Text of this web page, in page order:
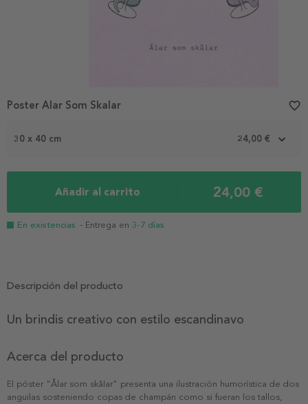
30 x 40 cm 24,00 €
Añadir al carrito 24,00 €
En existencias - Entrega en 3-7 días
Poster Alar Som Skalar favorite_border
Descripción del producto
Un brindis creativo con estilo escandinavo
Acerca del producto
El póster "Ålar som skålar" presenta una ilustración humorística de dos
anguilas sosteniendo copas de champán como si fueran los tallos,